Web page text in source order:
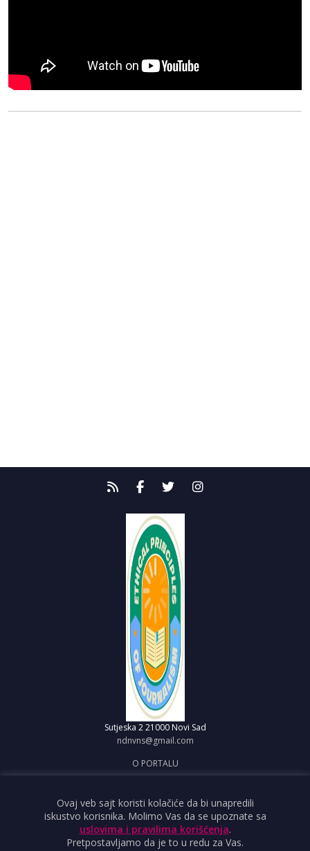
Sutjeska 2 21000 Novi Sad
ndnvns@gmail.com
O PORTALU
OBJAVI VEST
USLOVI KORIŠĆENJA
Ovaj veb sajt koristi kolačiće da bi unapredili
iskustvo korisnika. Molimo Vas da se upoznate sa
uslovima i pravilima korišćenja.
Pretpostavljamo da je to u redu za Vas.